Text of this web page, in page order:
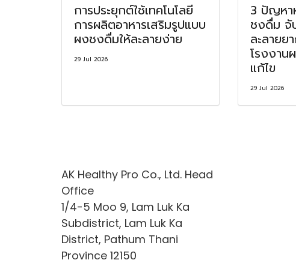
การประยุกต์ใช้เทคโนโลยี
การผลิตอาหารเสริมรูปแบบ
ผงชงดื่มให้ละลายง่าย
29 Jul 2026
3 ปัญหา
ชงดื่ม จั
ละลายย
โรงงาน
แก้ไข
29 Jul 2026
AK Healthy Pro Co., Ltd. Head
Office
1/4-5 Moo 9, Lam Luk Ka
Subdistrict, Lam Luk Ka
District, Pathum Thani
Province 12150